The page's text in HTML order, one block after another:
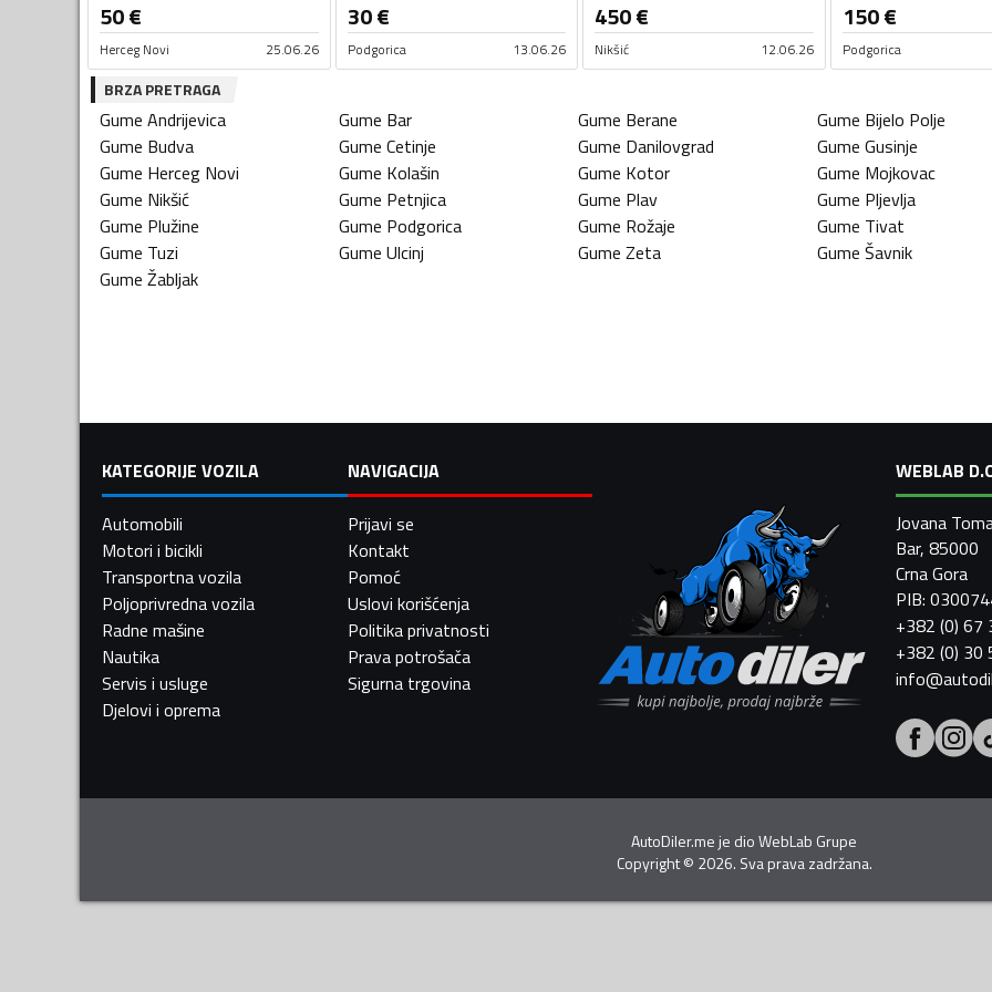
50€
Herceg Novi 25.06.26
30€
Podgorica 13.06.26
450€
Nikšić 12.06.26
150€
Podgorica
BRZA PRETRAGA
Gume Andrijevica Gume Bar Gume Berane Gume Bijelo Polje
Gume Budva Gume Cetinje Gume Danilovgrad Gume Gusinje
Gume Herceg Novi Gume Kolašin Gume Kotor Gume Mojkovac
Gume Nikšić Gume Petnjica Gume Plav Gume Pljevlja
Gume Plužine Gume Podgorica Gume Rožaje Gume Tivat
Gume Tuzi Gume Ulcinj Gume Zeta Gume Šavnik
Gume Žabljak
KATEGORIJE VOZILA
Automobili
Motori i bicikli
Transportna vozila
Poljoprivredna vozila
Radne mašine
Nautika
Servis i usluge
Djelovi i oprema
NAVIGACIJA
Prijavi se
Kontakt
Pomoć
Uslovi korišćenja
Politika privatnosti
Prava potrošača
Sigurna trgovina
WEBLAB
Jovana
Bar, 85000
Crna Gora
PIB:
+382 (0) 67
+382 (0) 30
AutoDiler.me je dioWebLab Grupe
Copyright© 2026. Sva prava zadržana.